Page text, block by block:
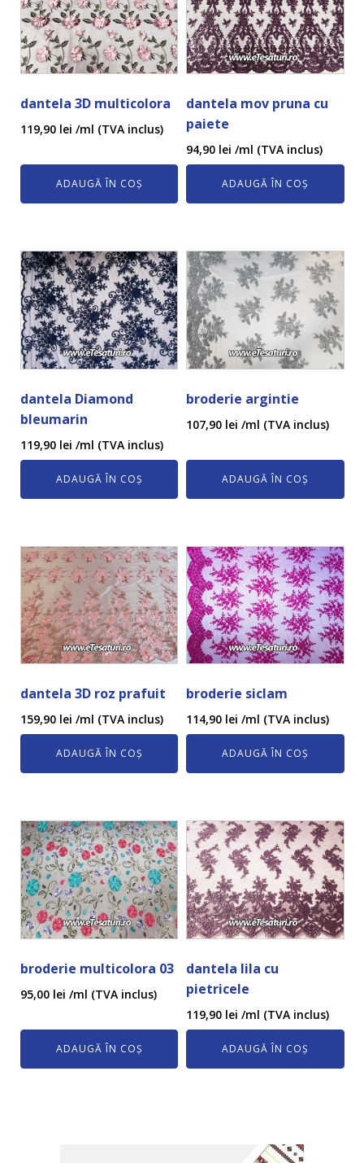
dantela 3D multicolora
119,90 lei /ml (TVA inclus)
ADAUGĂ ÎN COȘ
dantela mov pruna cu
paiete
94,90 lei /ml (TVA inclus)
ADAUGĂ ÎN COȘ
dantela Diamond
bleumarin
119,90 lei /ml (TVA inclus)
ADAUGĂ ÎN COȘ
broderie argintie
107,90 lei /ml (TVA inclus)
ADAUGĂ ÎN COȘ
dantela 3D roz prafuit
159,90 lei /ml (TVA inclus)
ADAUGĂ ÎN COȘ
broderie siclam
114,90 lei /ml (TVA inclus)
ADAUGĂ ÎN COȘ
broderie multicolora 03
95,00 lei /ml (TVA inclus)
ADAUGĂ ÎN COȘ
dantela lila cu
pietricele
119,90 lei /ml (TVA inclus)
ADAUGĂ ÎN COȘ